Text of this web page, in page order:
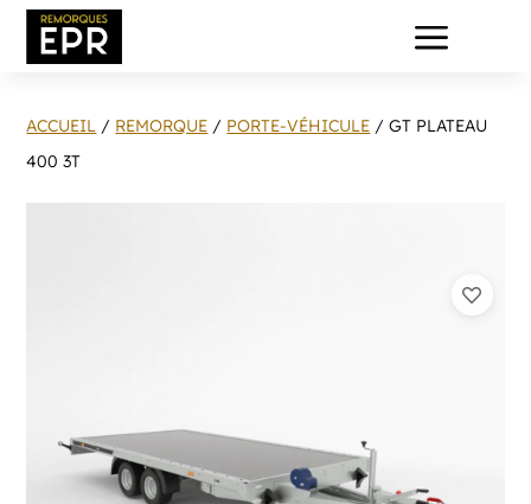
a
ACCUEIL / REMORQUE / PORTE-VÉHICULE / GT PLATEAU
400 3T